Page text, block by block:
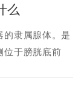
么
的隶属腺体。是
位于膀胱底前